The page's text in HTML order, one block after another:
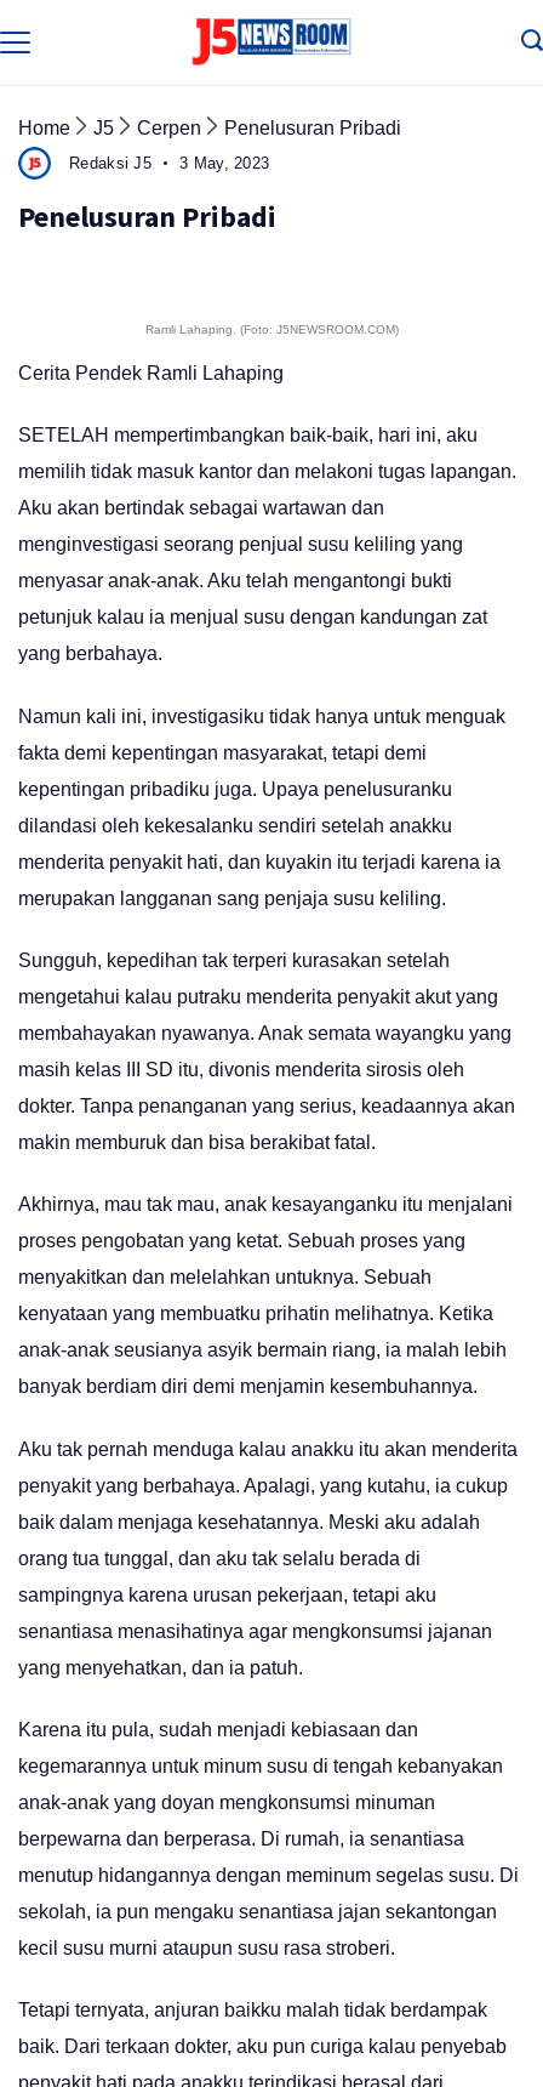
to
Home J5 Cerpen Penelusuran Pribadi
Redaksi J5 3 May, 2023
Penelusuran Pribadi
Ramli Lahaping. (Foto: J5NEWSROOM.COM)
Cerita Pendek Ramli Lahaping
SETELAH mempertimbangkan baik-baik, hari ini, aku
memilih tidak masuk kantor dan melakoni tugas lapangan.
Aku akan bertindak sebagai wartawan dan
menginvestigasi seorang penjual susu keliling yang
menyasar anak-anak. Aku telah mengantongi bukti
petunjuk kalau ia menjual susu dengan kandungan zat
yang berbahaya.
Namun kali ini, investigasiku tidak hanya untuk menguak
fakta demi kepentingan masyarakat, tetapi demi
kepentingan pribadiku juga. Upaya penelusuranku
dilandasi oleh kekesalanku sendiri setelah anakku
menderita penyakit hati, dan kuyakin itu terjadi karena ia
merupakan langganan sang penjaja susu keliling.
Sungguh, kepedihan tak terperi kurasakan setelah
mengetahui kalau putraku menderita penyakit akut yang
membahayakan nyawanya. Anak semata wayangku yang
masih kelas III SD itu, divonis menderita sirosis oleh
dokter. Tanpa penanganan yang serius, keadaannya akan
makin memburuk dan bisa berakibat fatal.
Akhirnya, mau tak mau, anak kesayanganku itu menjalani
proses pengobatan yang ketat. Sebuah proses yang
menyakitkan dan melelahkan untuknya. Sebuah
kenyataan yang membuatku prihatin melihatnya. Ketika
anak-anak seusianya asyik bermain riang, ia malah lebih
banyak berdiam diri demi menjamin kesembuhannya.
Aku tak pernah menduga kalau anakku itu akan menderita
penyakit yang berbahaya. Apalagi, yang kutahu, ia cukup
baik dalam menjaga kesehatannya. Meski aku adalah
orang tua tunggal, dan aku tak selalu berada di
sampingnya karena urusan pekerjaan, tetapi aku
senantiasa menasihatinya agar mengkonsumsi jajanan
yang menyehatkan, dan ia patuh.
Karena itu pula, sudah menjadi kebiasaan dan
kegemarannya untuk minum susu di tengah kebanyakan
anak-anak yang doyan mengkonsumsi minuman
berpewarna dan berperasa. Di rumah, ia senantiasa
menutup hidangannya dengan meminum segelas susu. Di
sekolah, ia pun mengaku senantiasa jajan sekantongan
kecil susu murni ataupun susu rasa stroberi.
Tetapi ternyata, anjuran baikku malah tidak berdampak
baik. Dari terkaan dokter, aku pun curiga kalau penyebab